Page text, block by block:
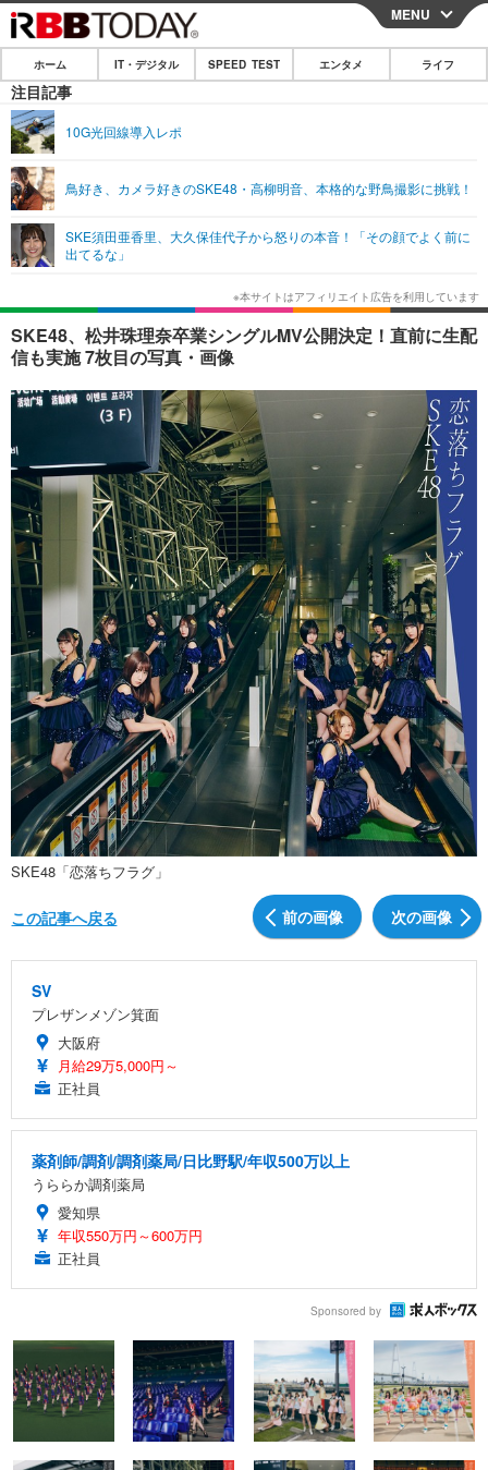
CLOSE
ホーム
IT・デジタル
ショッピング その他
SPEED TEST
エンタメ
エンタメTOP
韓国・芸能
音楽 スポーツ
ショッピング
ライフ
ライフTOP グルメ
ペット ショッピング
その他
リリース一覧
プッシュ通知の停止方法
MENU
ホーム IT・デジタル SPEED TEST エンタメ ライフ
注目記事
10G光回線導入レポ
鳥好き、カメラ好きのSKE48・高柳明音、本格的な野鳥撮影に挑戦！
SKE須田亜香里、大久保佳代子から怒りの本音！「その顔でよく前に
出てるな」
SKE48、松井珠理奈卒業シングルMV公開決定！直前に生配
信も実施 7枚目の写真・画像
SKE48「恋落ちフラグ」
前の画像 次の画像
この記事へ戻る
SV
プレザンメゾン箕面
大阪府
月給29万5,000円～
正社員
薬剤師/調剤/調剤薬局/日比野駅/年収500万以上
うららか調剤薬局
愛知県
年収550万円～600万円
正社員
Sponsored by